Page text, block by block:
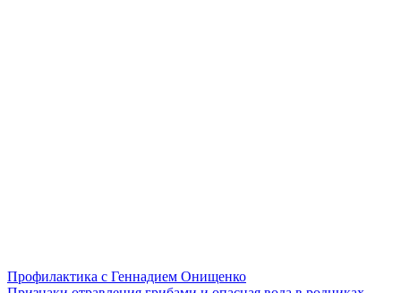
Профилактика с Геннадием Онищенко